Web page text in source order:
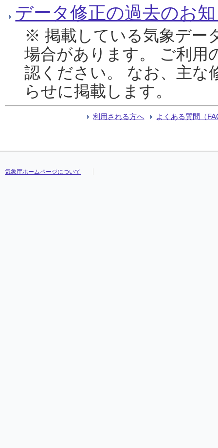
データ修正の過去のお
※ 掲載している気象デー
場合があります。 ご利用
認ください。 なお、主な
らせに掲載します。
利用される方へ よくある質問（
気象庁ホームページについて